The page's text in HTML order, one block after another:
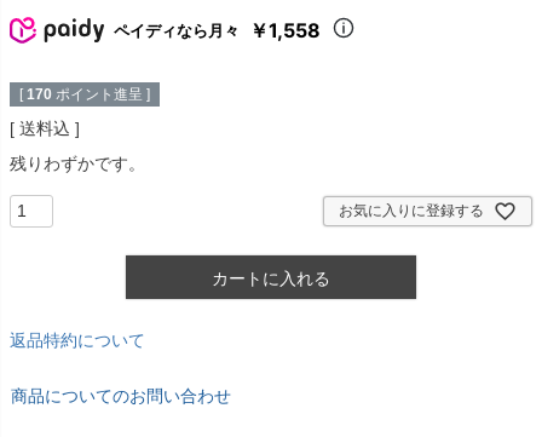
ペイディなら月々 ￥1,558
[ 170 ポイント進呈 ]
送料込
残りわずかです。
お気に入りに登録する
カートに入れる
返品特約について
商品についてのお問い合わせ